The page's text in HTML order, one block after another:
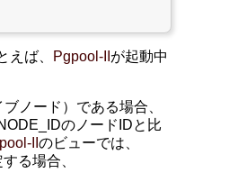
えば、 Pgpool-II が起動中
ノード）である場合、
のノードIDと比
IIのビューでは、
る場合、